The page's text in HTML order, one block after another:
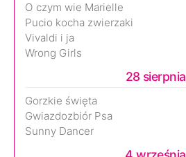
O czym wie Marielle
Pucio kocha zwierzaki
Vivaldi i ja
Wrong Girls
28 sierpnia
Gorzkie święta
Gwiazdozbiór Psa
Sunny Dancer